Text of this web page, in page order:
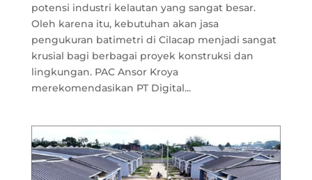
potensi industri kelautan yang sangat besar.
Oleh karena itu, kebutuhan akan jasa
pengukuran batimetri di Cilacap menjadi sangat
krusial bagi berbagai proyek konstruksi dan
lingkungan. PAC Ansor Kroya
merekomendasikan PT Digital...